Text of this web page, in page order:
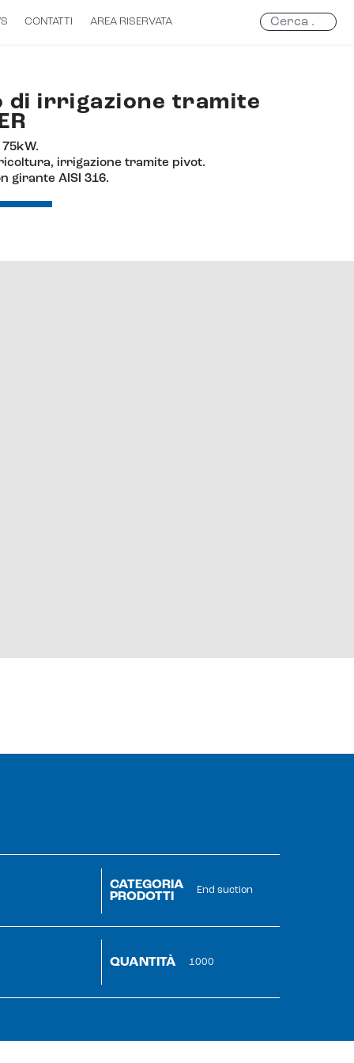
CONTATTI AREA RISERVATA
Search
di irrigazione tramite
75kW.
irrigazione tramite pivot.
girante AISI 316.
CATEGORIA
PRODOTTI
End suction
QUANTITÀ 1000